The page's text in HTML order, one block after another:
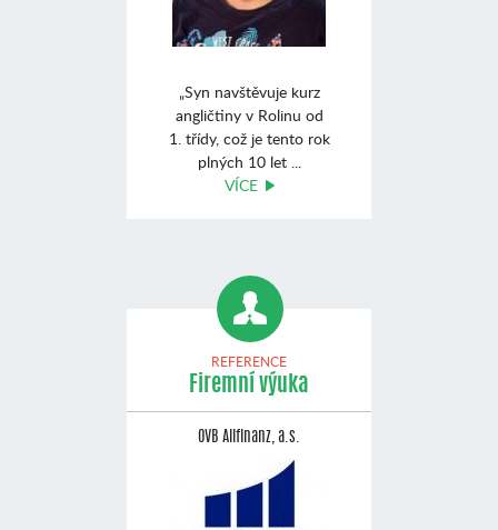
„Syn navštěvuje kurz
angličtiny v Rolinu od
1. třídy, což je tento rok
plných 10 let ...
VÍCE
REFERENCE
Firemní výuka
OVB Allfinanz, a.s.